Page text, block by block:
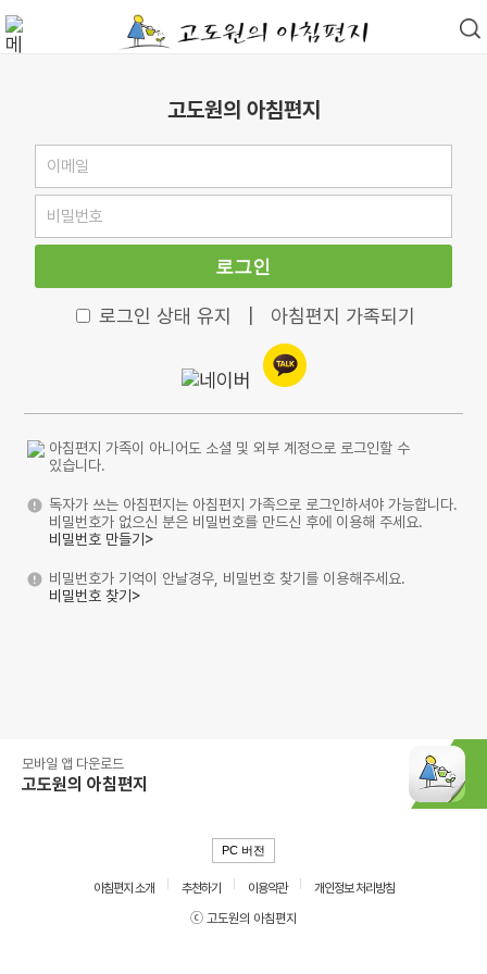
고도원의 아침편지
로그인
로그인 상태 유지 아침편지 가족되기
아침편지 가족이 아니어도 소셜 및 외부 계정으로 로그인할 수
있습니다.
독자가 쓰는 아침편지는 아침편지 가족으로 로그인하셔야 가능합니다.
비밀번호가 없으신 분은 비밀번호를 만드신 후에 이용해 주세요.
비밀번호 만들기>
비밀번호가 기억이 안날경우, 비밀번호 찾기를 이용해주세요.
비밀번호 찾기>
모바일 앱 다운로드
고도원의 아침편지
PC 버전
아침편지 소개 추천하기 이용약관
개인정보 처리방침
ⓒ 고도원의 아침편지